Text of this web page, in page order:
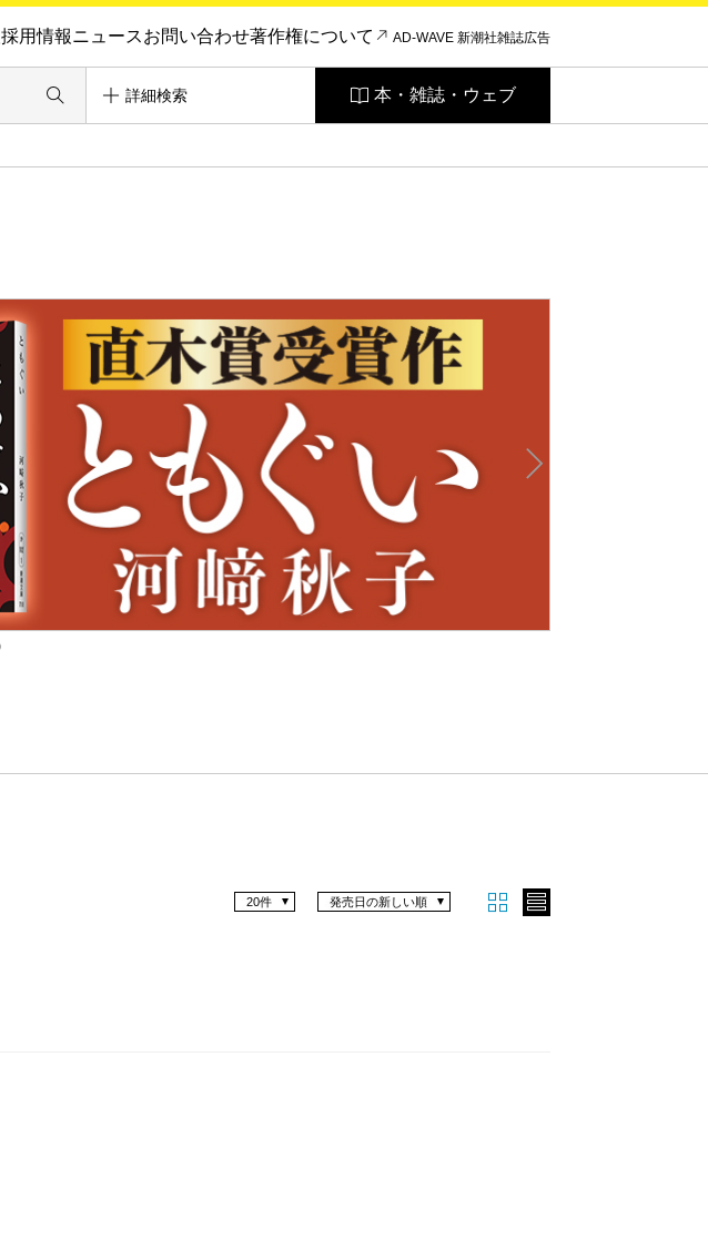
採用情報ニュースお問い合わせ著作権について AD-WAVE 新潮社雑誌広告
詳細検索 本・雑誌・ウェブ
発売日の新しい順
20件